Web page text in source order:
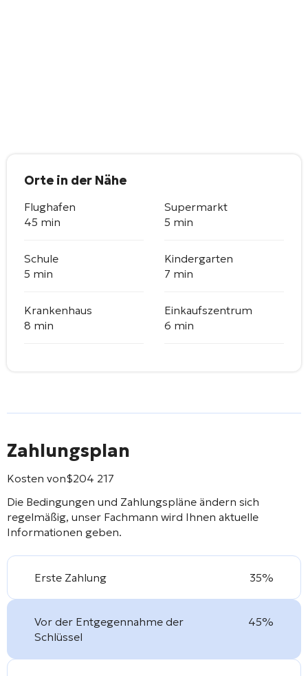
Orte in der Nähe
Flughafen
45 min
Supermarkt
5 min
Schule
5 min
Kindergarten
7 min
Krankenhaus
8 min
Einkaufszentrum
6 min
Zahlungsplan
Kosten von$204 217
Die Bedingungen und Zahlungspläne ändern sich
regelmäßig, unser Fachmann wird Ihnen aktuelle
Informationen geben.
Erste Zahlung 35%
Vor der Entgegennahme der
Schlüssel
45%